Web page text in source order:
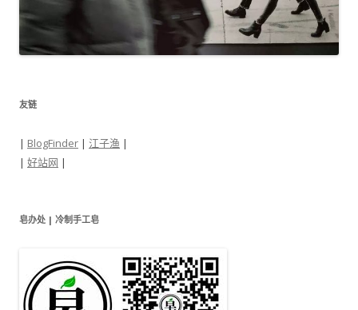
友链
| BlogFinder | 江子渔 |
| 好站网 |
皂办处 | 冷制手工皂